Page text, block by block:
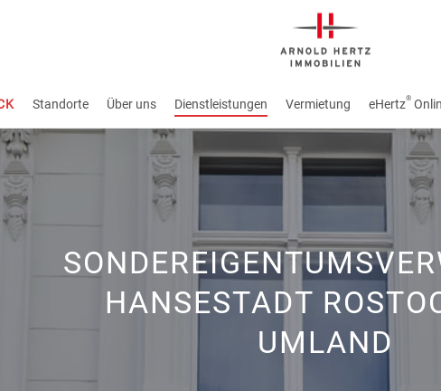
Standorte Über uns Dienstleistungen Vermietung eHertz®
HANSESTADT
UMLAND